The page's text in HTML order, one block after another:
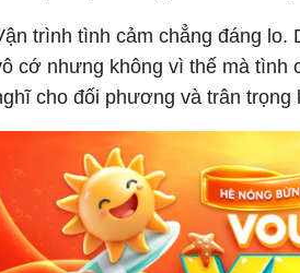
trình tình cảm chẳng đáng lo.
cớ nhưng không vì thế mà tình
cho đối phương và trân trọng